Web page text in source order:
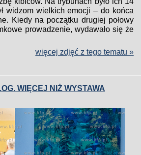
widzom wielkich emocji – do końca
Kiedy na początku drugiej połowy
prowadzenie, wydawało się że
więcej zdjęć z tego tematu »
WIĘCEJ NIŻ WYSTAWA